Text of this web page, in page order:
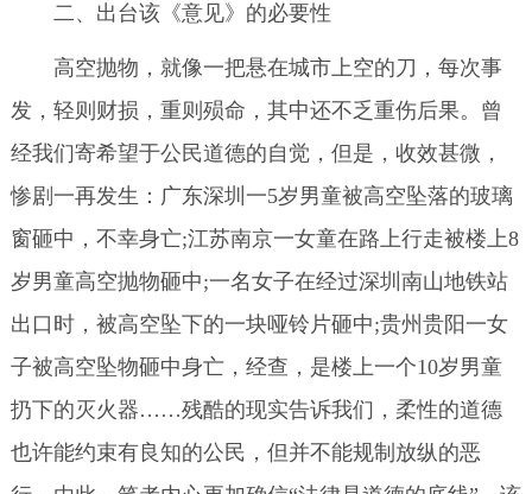
二、出台该《意见》的必要性
高空抛物，就像一把悬在城市上空的刀，每次事
发，轻则财损，重则殒命，其中还不乏重伤后果。曾
经我们寄希望于公民道德的自觉，但是，收效甚微，
惨剧一再发生：广东深圳一5岁男童被高空坠落的玻璃
窗砸中，不幸身亡;江苏南京一女童在路上行走被楼上8
岁男童高空抛物砸中;一名女子在经过深圳南山地铁站
出口时，被高空坠下的一块哑铃片砸中;贵州贵阳一女
子被高空坠物砸中身亡，经查，是楼上一个10岁男童
扔下的灭火器……残酷的现实告诉我们，柔性的道德
也许能约束有良知的公民，但并不能规制放纵的恶